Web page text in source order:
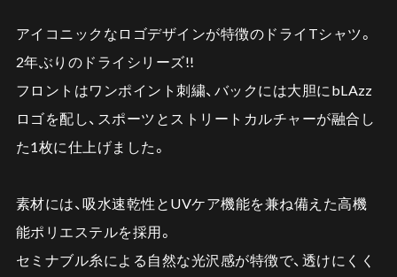
アイコニックなロゴデザインが特徴のドライTシャツ。
2年ぶりのドライシリーズ!!
フロントはワンポイント刺繍、バックには大胆にbLAzz
ロゴを配し、スポーツとストリートカルチャーが融合し
た1枚に仕上げました。
素材には、吸水速乾性とUVケア機能を兼ね備えた高機
能ポリエステルを採用。
セミナブル糸による自然な光沢感が特徴で、透けにくく